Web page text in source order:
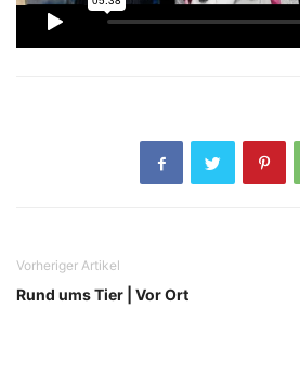
Vorheriger Artikel
Rund ums Tier | Vor Ort